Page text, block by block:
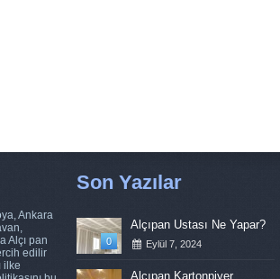
Ankara
Alçı pan
edilir
ilke
Son Yazılar
0
Alçıpan Ustası Ne Yapar?
Eylül 7, 2024
Alçıpan Kartonpiyer